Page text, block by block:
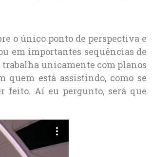
o único ponto de perspectiva e
em importantes sequências de
trabalha unicamente com planos
quem está assistindo, como se
feito. Aí eu pergunto, será que